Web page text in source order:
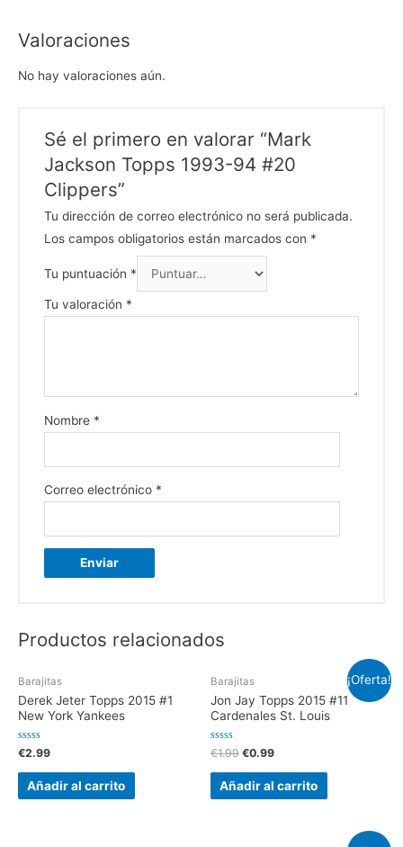
Valoraciones
No hay valoraciones aún.
Sé el primero en valorar “Mark
Jackson Topps 1993-94 #20
Clippers”
Tu dirección de correo electrónico no será publicada.
Los campos obligatorios están marcados con *
Tu puntuación *
Tu valoración *
Nombre *
Correo electrónico *
Productos relacionados
Barajitas
Derek Jeter Topps 2015 #1
New York Yankees
V
a
l
a
€2.99
Añadir al carrito
¡Oferta!
Barajitas
Jon Jay Topps 2015 #11
Cardenales St. Louis
V
a
l
a
€1.99 €0.99
Añadir al carrito